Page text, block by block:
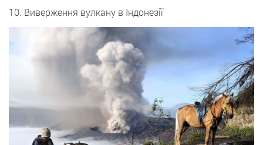
10. Виверження вулкану в Індонезії